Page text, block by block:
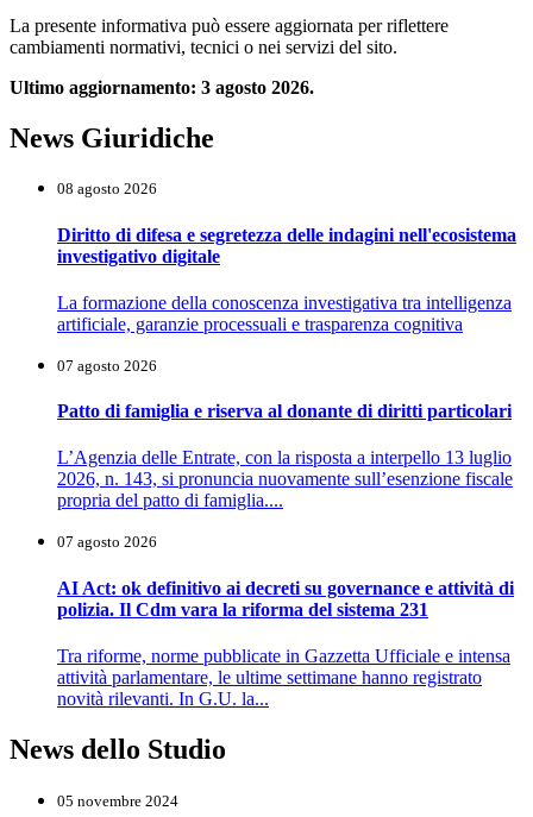
La presente informativa può essere aggiornata per riflettere
cambiamenti normativi, tecnici o nei servizi del sito.
Ultimo aggiornamento: 3 agosto 2026.
News Giuridiche
08 agosto 2026
Diritto di difesa e segretezza delle indagini nell'ecosistema
investigativo digitale
La formazione della conoscenza investigativa tra intelligenza
artificiale, garanzie processuali e trasparenza cognitiva
07 agosto 2026
Patto di famiglia e riserva al donante di diritti particolari
L’Agenzia delle Entrate, con la risposta a interpello 13 luglio
2026, n. 143, si pronuncia nuovamente sull’esenzione fiscale
propria del patto di famiglia....
07 agosto 2026
AI Act: ok definitivo ai decreti su governance e attività di
polizia. Il Cdm vara la riforma del sistema 231
Tra riforme, norme pubblicate in Gazzetta Ufficiale e intensa
attività parlamentare, le ultime settimane hanno registrato
novità rilevanti. In G.U. la...
News dello Studio
05 novembre 2024